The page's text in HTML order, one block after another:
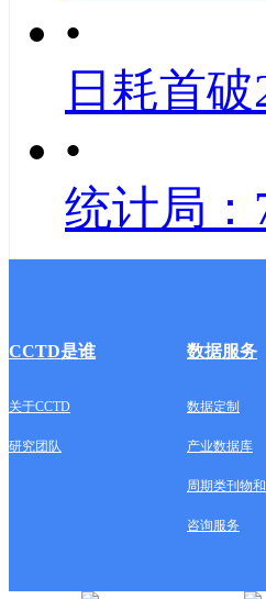
•
日耗首
•
统计局
CCTD是谁 数据服务
关于CCTD 数据定制
研究团队 产业数据库
周期类刊物
咨询服务